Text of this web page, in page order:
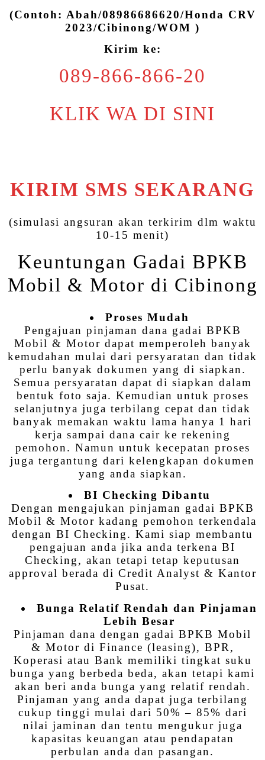
(Contoh: Abah/08986686620/Honda CRV
2023/Cibinong/WOM )
Kirim ke:
089-866-866-20
KLIK WA DI SINI
KIRIM SMS SEKARANG
(simulasi angsuran akan terkirim dlm waktu
10-15 menit)
Keuntungan Gadai BPKB
Mobil & Motor di Cibinong
Proses Mudah
Pengajuan pinjaman dana gadai BPKB
Mobil & Motor dapat memperoleh banyak
kemudahan mulai dari persyaratan dan tidak
perlu banyak dokumen yang di siapkan.
Semua persyaratan dapat di siapkan dalam
bentuk foto saja. Kemudian untuk proses
selanjutnya juga terbilang cepat dan tidak
banyak memakan waktu lama hanya 1 hari
kerja sampai dana cair ke rekening
pemohon. Namun untuk kecepatan proses
juga tergantung dari kelengkapan dokumen
yang anda siapkan.
BI Checking Dibantu
Dengan mengajukan pinjaman gadai BPKB
Mobil & Motor kadang pemohon terkendala
dengan BI Checking. Kami siap membantu
pengajuan anda jika anda terkena BI
Checking, akan tetapi tetap keputusan
approval berada di Credit Analyst & Kantor
Pusat.
Bunga Relatif Rendah dan Pinjaman
Lebih Besar
Pinjaman dana dengan gadai BPKB Mobil
& Motor di Finance (leasing), BPR,
Koperasi atau Bank memiliki tingkat suku
bunga yang berbeda beda, akan tetapi kami
akan beri anda bunga yang relatif rendah.
Pinjaman yang anda dapat juga terbilang
cukup tinggi mulai dari 50% – 85% dari
nilai jaminan dan tentu mengukur juga
kapasitas keuangan atau pendapatan
perbulan anda dan pasangan.